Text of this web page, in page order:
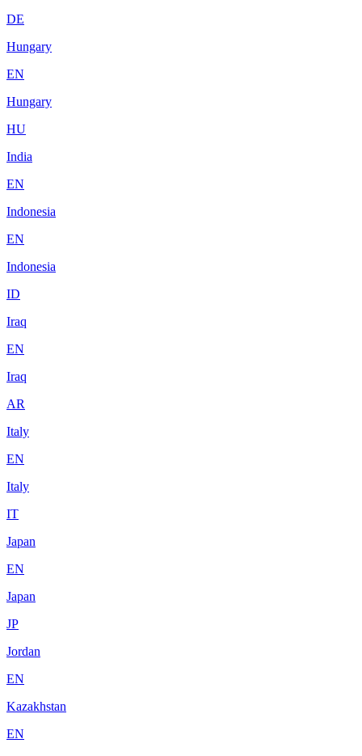
DE
Hungary
EN
Hungary
HU
India
EN
Indonesia
EN
Indonesia
ID
Iraq
EN
Iraq
AR
Italy
EN
Italy
IT
Japan
EN
Japan
JP
Jordan
EN
Kazakhstan
EN